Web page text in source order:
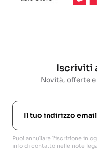
Iscriviti
Novità, offerte
Puoi annullare l'iscrizione in
info di contatto nelle note